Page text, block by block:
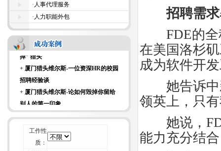
· 人事代理服务
· 人力职能外包
厦门猎头维尔斯-来自杰出商界女性
的7条建议
+厦门猎头维尔斯-招聘行业不可能“干
掉” 猎头
+厦门猎头维尔斯-一位资深HR的校园
招聘经验谈
+厦门猎头维尔斯-论如何毁掉你留给
别人的第一印象
+厦门猎头维尔斯-周鸿祎致年轻人：
重复的价值在哪里？
何重构组织？
厦门猎头维尔斯-刺猬效应：团体如
工作性
质：
招聘需
FDE的
在美国洛杉
成为软件开
她告诉中
领英上，只
她说，
能力充分结